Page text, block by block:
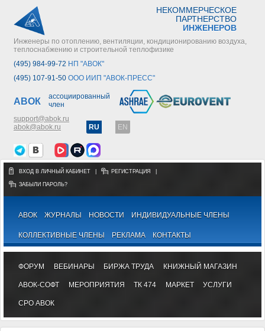
НЕКОММЕРЧЕСКОЕ
ПАРТНЕРСТВО
ИНЖЕНЕРОВ
Инженеры по отоплению, вентиляции, кондиционированию воздуха,
теплоснабжению и строительной теплофизике
(495) 984-99-72 НП "АВОК"
(495) 107-91-50 ООО ИИП "АВОК-ПРЕСС"
АВОК
ассоциированный
член
support@abok.ru
abok@abok.ru
RU EN
ВХОД В ЛИЧНЫЙ КАБИНЕТ РЕГИСТРАЦИЯ
ЗАБЫЛИ ПАРОЛЬ?
АВОК ЖУРНАЛЫ НОВОСТИ ИНДИВИДУАЛЬНЫЕ ЧЛЕНЫ
КОЛЛЕКТИВНЫЕ ЧЛЕНЫ РЕКЛАМА КОНТАКТЫ
ФОРУМ ВЕБИНАРЫ БИРЖА ТРУДА КНИЖНЫЙ МАГАЗИН
АВОК-СОФТ МЕРОПРИЯТИЯ ТК 474 МАРКЕТ УСЛУГИ
СРО АВОК